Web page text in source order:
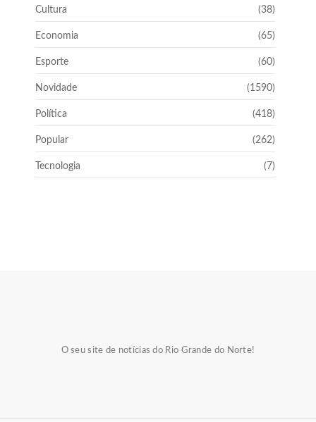
Cultura (38)
Economia (65)
Esporte (60)
Novidade (1590)
Política (418)
Popular (262)
Tecnologia (7)
O seu site de notícias do Rio Grande do Norte!